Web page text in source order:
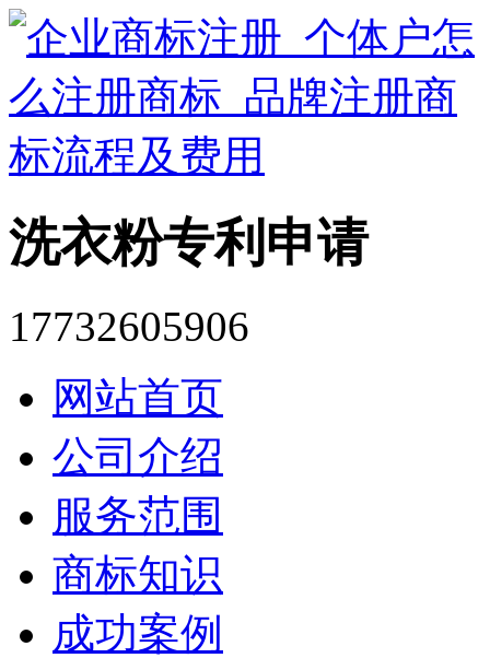
洗衣粉专利申请
17732605906
网站首页
公司介绍
服务范围
商标知识
成功案例